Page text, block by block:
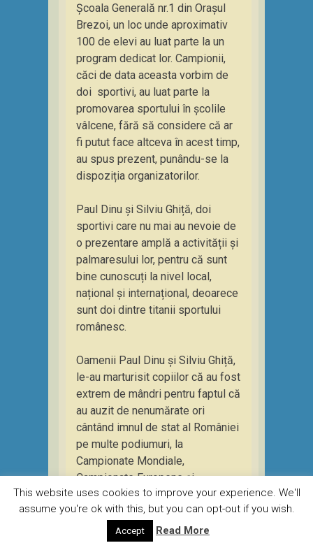
Școala Generală nr.1 din Orașul
Brezoi, un loc unde aproximativ
100 de elevi au luat parte la un
program dedicat lor. Campionii,
căci de data aceasta vorbim de
doi sportivi, au luat parte la
promovarea sportului în școlile
vâlcene, fără să considere că ar
fi putut face altceva în acest timp,
au spus prezent, punându-se la
dispoziția organizatorilor.
Paul Dinu și Silviu Ghiță, doi
sportivi care nu mai au nevoie de
o prezentare amplă a activității și
palmaresului lor, pentru că sunt
bine cunoscuți la nivel local,
național și internațional, deoarece
sunt doi dintre titanii sportului
românesc.
Oamenii Paul Dinu și Silviu Ghiță,
le-au marturisit copiilor că au fost
extrem de mândri pentru faptul că
au auzit de nenumărate ori
cântând imnul de stat al României
pe multe podiumuri, la
Campionate Mondiale,
Campionate Europene și
Campionate Naționale de Karate
Shotokan.
Copiii au putut sa afle direct de la
This website uses cookies to improve your experience. We'll
assume you're ok with this, but you can opt-out if you wish.
Accept Read More